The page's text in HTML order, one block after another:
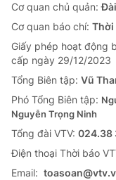
Cơ quan chủ quản:
Cơ quan báo chí: Thời
Giấy phép hoạt động
cấp ngày 29/12/2023
Tổng Biên tập: Vũ
Phó Tổng Biên tập:
Nguyễn Trọng Ninh
Tổng đài VTV: 024.38
Ðiện thoại Thời báo
Email: